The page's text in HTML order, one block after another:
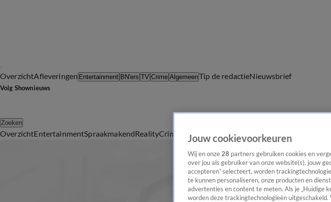
OverzichtAfleveringen Entertainment BN'ers TV Crime AlgemeenTip de redactieNieuwsbrief
Volg Shownieuws
Zoeken
OverzichtEntertainmentSpraakmakendRealityCrime Video's Afleveringen
Jouw cookievoorkeuren
Wij en onze 28 partners gebruiken cookies en
over jou als gebruiker van onze website(s), jouw
accepteren” selecteert, worden
te kunnen personaliseren, onze producten en
advertenties en content te meten. Als je „Huidige
worden deze trackingtechnologieën